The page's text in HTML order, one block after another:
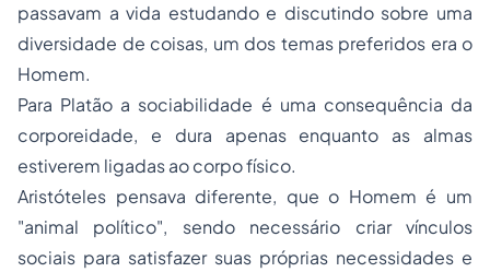
passavam a vida estudando e discutindo sobre uma
diversidade de coisas, um dos temas preferidos era o
Homem.
Para Platão a sociabilidade é uma consequência da
corporeidade, e dura apenas enquanto as almas
estiverem ligadas ao corpo físico.
Aristóteles pensava diferente, que o Homem é um
"animal político", sendo necessário criar vínculos
sociais para satisfazer suas próprias necessidades e